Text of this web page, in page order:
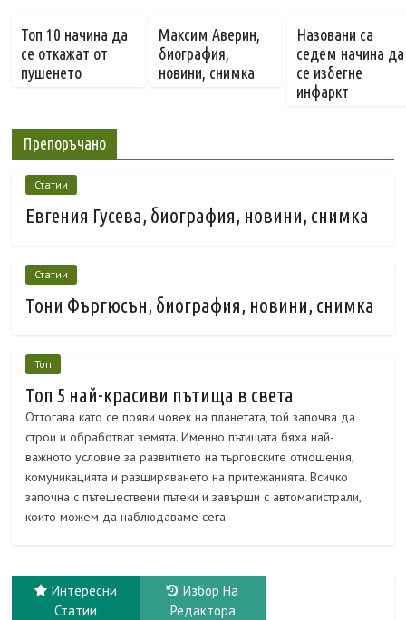
Топ 10 начина да
се откажат от
пушенето
Максим Аверин,
биография,
новини, снимка
Назовани са
седем начина да
се избегне
инфаркт
Препоръчано
Статии
Евгения Гусева, биография, новини, снимка
Статии
Тони Фъргюсън, биография, новини, снимка
Топ
Топ 5 най-красиви пътища в света
Оттогава като се появи човек на планетата, той започва да
строи и обработват земята. Именно пътищата бяха най-
важното условие за развитието на търговските отношения,
комуникацията и разширяването на притежанията. Всичко
започна с пътешествени пътеки и завърши с автомагистрали,
които можем да наблюдаваме сега.
Интересни
Статии
Избор На
Редактора